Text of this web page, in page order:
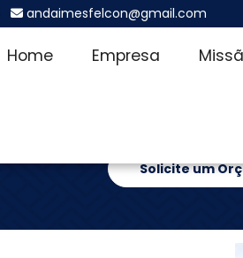
andaimesfelcon@gmail.com
Home Empresa
Solicite um